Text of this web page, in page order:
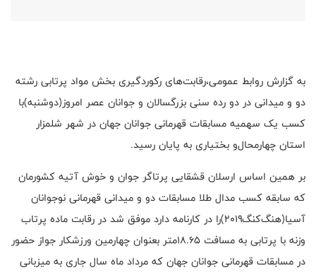
به گزارش روابط عمومی،رقابت‌‌های رکوردگیری بخش مواد پرتابی رشته
دو و میدانی در دو رده سنی بزرگسالان و جوانان عصر امروز(دوشنبه)با
کسب یک سهمیه مسابقات قهرمانی جوانان جهان در شهر شلمزار
استان چهارمحال‌و بختیاری به پایان رسید.
بر همین اساس ارسلان قشقایی پرتا‌گر جوان و خوش آتیه کشورمان
که سابقه کسب مدال طلا مسابقات دو و میدانی قهرمانی نوجوانان
آسیا(هنگ‌کنگ۲۰۱۹)را در کارنامه دارد موفق شد در رقابت ماده پرتاب
وزنه با پرتابی به مسافت ۱۸.۶۵متر بعنوان چهارمین ورزشکار جواز حضور
در مسابقات قهرمانی جوانان جهان که مرداد ماه سال جاری به میزبانی